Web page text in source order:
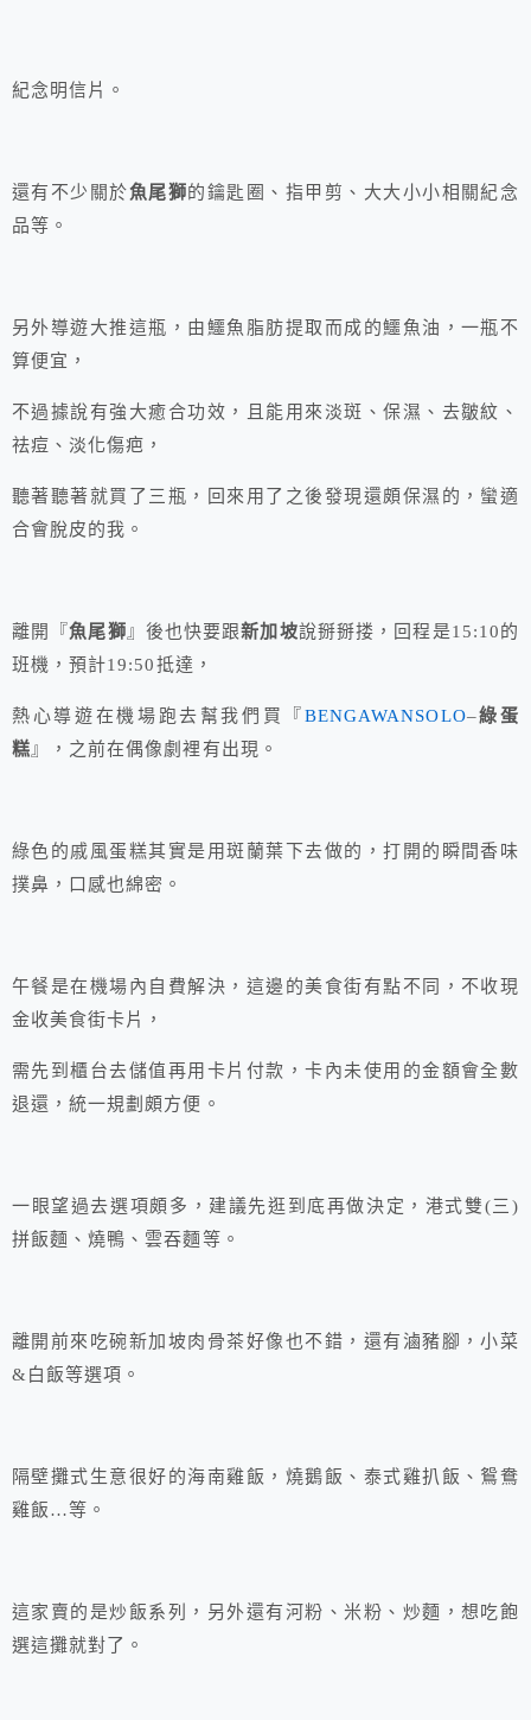
紀念明信片。
還有不少關於魚尾獅的鑰匙圈、指甲剪、大大小小相關紀念
品等。
另外導遊大推這瓶，由鱷魚脂肪提取而成的鱷魚油，一瓶不
算便宜，
不過據說有強大癒合功效，且能用來淡斑、保濕、去皺紋、
祛痘、淡化傷疤，
聽著聽著就買了三瓶，回來用了之後發現還頗保濕的，蠻適
合會脫皮的我。
離開『魚尾獅』後也快要跟新加坡說掰掰搂，回程是15:10的
班機，預計19:50抵達，
熱心導遊在機場跑去幫我們買『BENGAWANSOLO–綠蛋
糕』，之前在偶像劇裡有出現。
綠色的戚風蛋糕其實是用斑蘭葉下去做的，打開的瞬間香味
撲鼻，口感也綿密。
午餐是在機場內自費解決，這邊的美食街有點不同，不收現
金收美食街卡片，
需先到櫃台去儲值再用卡片付款，卡內未使用的金額會全數
退還，統一規劃頗方便。
一眼望過去選項頗多，建議先逛到底再做決定，港式雙(三)
拼飯麵、燒鴨、雲吞麵等。
離開前來吃碗新加坡肉骨茶好像也不錯，還有滷豬腳，小菜
&白飯等選項。
隔壁攤式生意很好的海南雞飯，燒鵝飯、泰式雞扒飯、鴛鴦
雞飯…等。
這家賣的是炒飯系列，另外還有河粉、米粉、炒麵，想吃飽
選這攤就對了。